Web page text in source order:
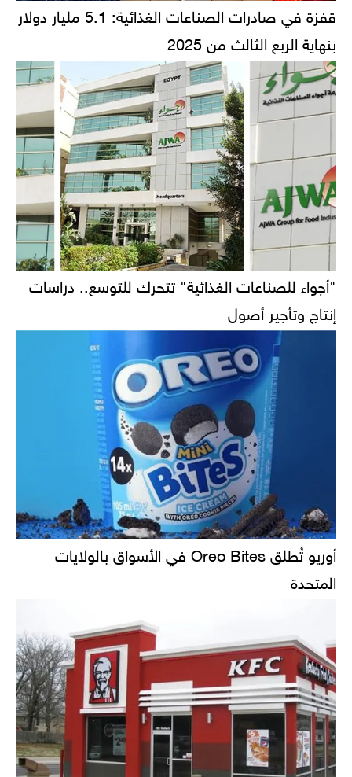
قفزة في صادرات الصناعات الغذائية: 5.1 مليار دولار
بنهاية الربع الثالث من 2025
"أجواء للصناعات الغذائية" تتحرك للتوسع.. دراسات
إنتاج وتأجير أصول
أوريو تُطلق Oreo Bites في الأسواق بالولايات
المتحدة